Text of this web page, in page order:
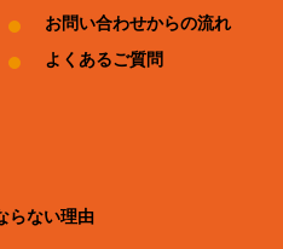
お問い合わせからの流れ
よくあるご質問
らない理由